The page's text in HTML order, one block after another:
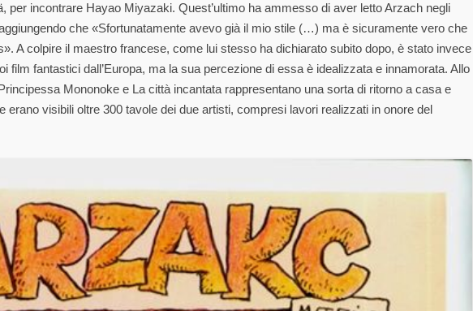
per incontrare Hayao Miyazaki. Quest’ultimo ha ammesso di aver letto Arzach negli
che «Sfortunatamente avevo già il mio stile (…) ma è sicuramente vero che
A colpire il maestro francese, come lui stesso ha dichiarato subito dopo, è stato invece
film fantastici dall’Europa, ma la sua percezione di essa è idealizzata e innamorata. Allo
Mononoke e La città incantata rappresentano una sorta di ritorno a casa e
erano visibili oltre 300 tavole dei due artisti, compresi lavori realizzati in onore del